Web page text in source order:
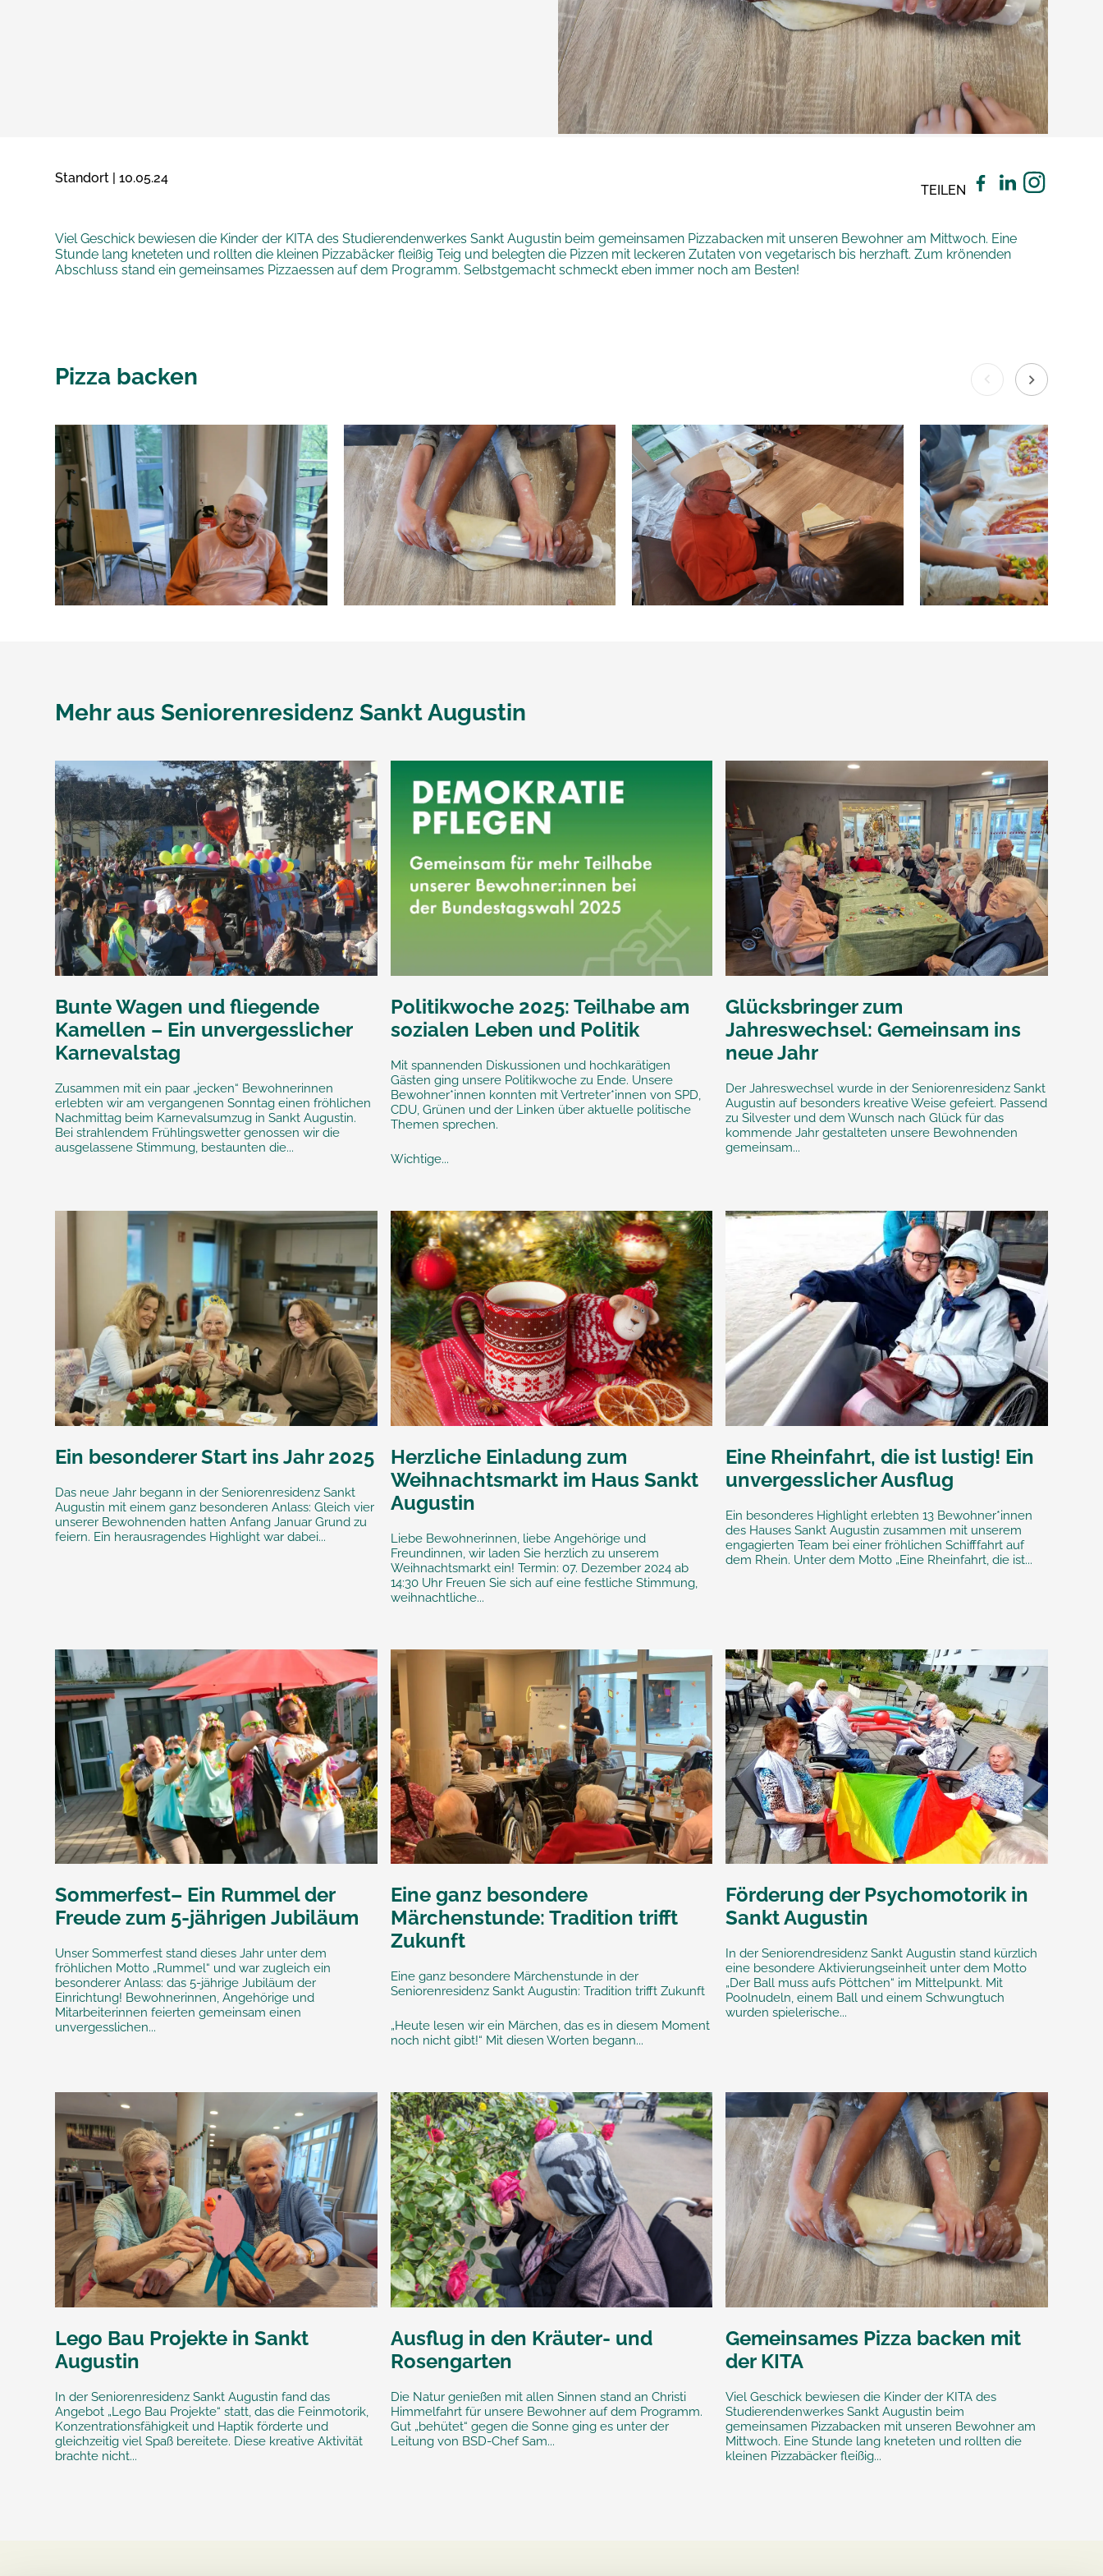
Standort | 10.05.24
TEILEN
Viel Geschick bewiesen die Kinder der KITA des Studierendenwerkes Sankt Augustin beim gemeinsamen Pizzabacken mit unseren Bewohner am Mittwoch. Eine
Stunde lang kneteten und rollten die kleinen Pizzabäcker fleißig Teig und belegten die Pizzen mit leckeren Zutaten von vegetarisch bis herzhaft. Zum krönenden
Abschluss stand ein gemeinsames Pizzaessen auf dem Programm. Selbstgemacht schmeckt eben immer noch am Besten!
Pizza backen
Mehr ausSeniorenresidenz Sankt Augustin
Bunte Wagen und fliegende
Kamellen – Ein unvergesslicher
Karnevalstag
Zusammen mit ein paar „jecken“ Bewohnerinnen
erlebten wir am vergangenen Sonntag einen fröhlichen
Nachmittag beim Karnevalsumzug in Sankt Augustin.
Bei strahlendem Frühlingswetter genossen wir die
ausgelassene Stimmung, bestaunten die...
Politikwoche 2025: Teilhabe am
sozialen Leben und Politik
Mit spannenden Diskussionen und hochkarätigen
Gästen ging unsere Politikwoche zu Ende. Unsere
Bewohner*innen konnten mit Vertreter*innen von SPD,
CDU, Grünen und der Linken über aktuelle politische
Themen sprechen.
Wichtige...
Glücksbringer zum
Jahreswechsel: Gemeinsam ins
neue Jahr
Der Jahreswechsel wurde in der Seniorenresidenz Sankt
Augustin auf besonders kreative Weise gefeiert. Passend
zu Silvester und dem Wunsch nach Glück für das
kommende Jahr gestalteten unsere Bewohnenden
gemeinsam...
Ein besonderer Start ins Jahr 2025
Das neue Jahr begann in der Seniorenresidenz Sankt
Augustin mit einem ganz besonderen Anlass: Gleich vier
unserer Bewohnenden hatten Anfang Januar Grund zu
feiern. Ein herausragendes Highlight war dabei...
Herzliche Einladung zum
Weihnachtsmarkt im Haus Sankt
Augustin
Liebe Bewohnerinnen, liebe Angehörige und
Freundinnen, wir laden Sie herzlich zu unserem
Weihnachtsmarkt ein! Termin: 07. Dezember 2024 ab
14:30 Uhr Freuen Sie sich auf eine festliche Stimmung,
weihnachtliche...
Eine Rheinfahrt, die ist lustig! Ein
unvergesslicher Ausflug
Ein besonderes Highlight erlebten 13 Bewohner*innen
des Hauses Sankt Augustin zusammen mit unserem
engagierten Team bei einer fröhlichen Schifffahrt auf
dem Rhein. Unter dem Motto „Eine Rheinfahrt, die ist...
Sommerfest– Ein Rummel der
Freude zum 5-jährigen Jubiläum
Unser Sommerfest stand dieses Jahr unter dem
fröhlichen Motto „Rummel“ und war zugleich ein
besonderer Anlass: das 5-jährige Jubiläum der
Einrichtung! Bewohnerinnen, Angehörige und
Mitarbeiterinnen feierten gemeinsam einen
unvergesslichen...
Eine ganz besondere
Märchenstunde: Tradition trifft
Zukunft
Eine ganz besondere Märchenstunde in der
Seniorenresidenz Sankt Augustin: Tradition trifft Zukunft
„Heute lesen wir ein Märchen, das es in diesem Moment
noch nicht gibt!“ Mit diesen Worten begann...
Förderung der Psychomotorik in
Sankt Augustin
In der Seniorendresidenz Sankt Augustin stand kürzlich
eine besondere Aktivierungseinheit unter dem Motto
„Der Ball muss aufs Pöttchen“ im Mittelpunkt. Mit
Poolnudeln, einem Ball und einem Schwungtuch
wurden spielerische...
Lego Bau Projekte in Sankt
Augustin
In der Seniorenresidenz Sankt Augustin fand das
Angebot „Lego Bau Projekte“ statt, das die Feinmotorik,
Konzentrationsfähigkeit und Haptik förderte und
gleichzeitig viel Spaß bereitete. Diese kreative Aktivität
brachte nicht...
Ausflug in den Kräuter- und
Rosengarten
Die Natur genießen mit allen Sinnen stand an Christi
Himmelfahrt für unsere Bewohner auf dem Programm.
Gut „behütet“ gegen die Sonne ging es unter der
Leitung von BSD-Chef Sam...
Gemeinsames Pizza backen mit
der KITA
Viel Geschick bewiesen die Kinder der KITA des
Studierendenwerkes Sankt Augustin beim
gemeinsamen Pizzabacken mit unseren Bewohner am
Mittwoch. Eine Stunde lang kneteten und rollten die
kleinen Pizzabäcker fleißig...